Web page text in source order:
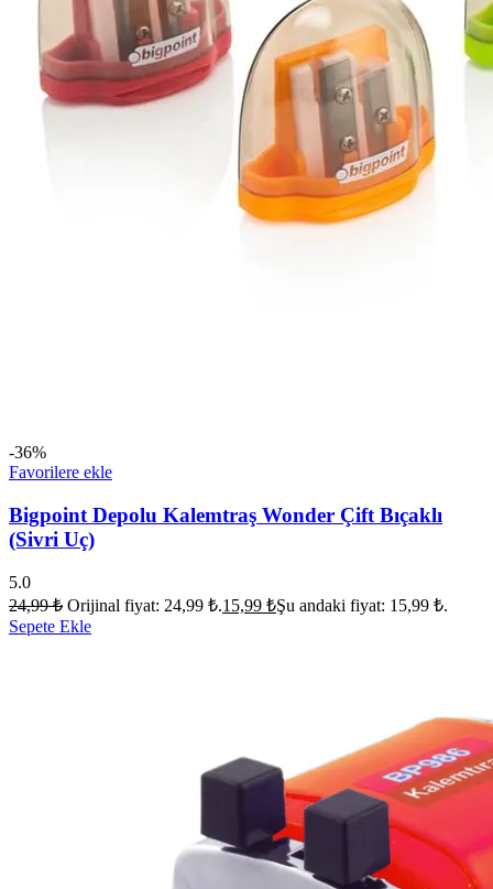
-36%
Favorilere ekle
Bigpoint Depolu Kalemtraş Wonder Çift Bıçaklı
(Sivri Uç)
5.0
24,99₺ Orijinal fiyat: 24,99 ₺.15,99 ₺Şu andaki fiyat: 15,99 ₺.
Sepete Ekle